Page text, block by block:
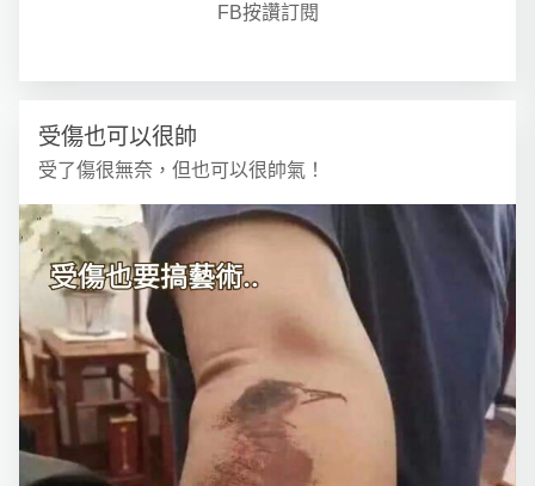
FB按讚訂閱
受傷也可以很帥
受了傷很無奈，但也可以很帥氣！